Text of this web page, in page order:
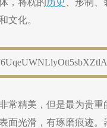
，将枕的历史
、形制
文化。
常精美，但是最为贵
面光滑，有琢磨痕迹